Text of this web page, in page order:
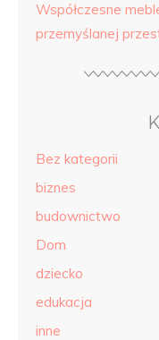
Współczesne
przemyślanej
Bez kategorii
biznes
budownictwo
Dom
dziecko
edukacja
inne